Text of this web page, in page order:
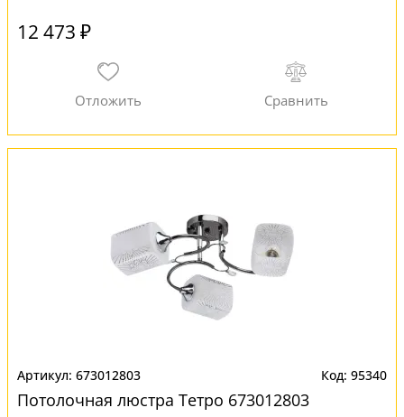
12 473 ₽
673012803 95340
Потолочная люстра Тетро 673012803